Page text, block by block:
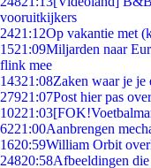
vooruitkijkers
2421:12Op vakantie met
1521:09Miljarden naar
flink mee
14321:08Zaken waar je je
27921:07Post hier pas
10221:03
6221:00Aanbrengen
1620:59William Orbit
24820:58Afbeeldingen